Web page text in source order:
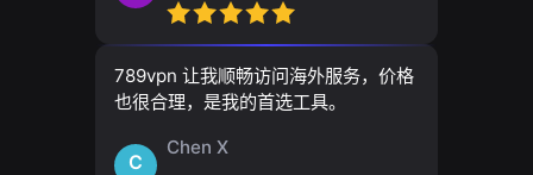
789vpn 让我顺畅访问海外服务，价格
也很合理，是我的首选工具。
C
Chen X